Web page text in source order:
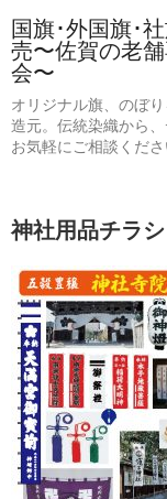
国旗･外国旗･
売〜佐賀の老
会〜
オリジナル旗、のぼ
造元。伝統染織から
お気軽にご相談くださ
神社用品チラシ